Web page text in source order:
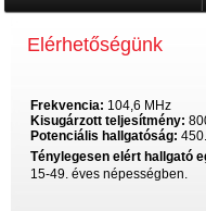
Elérhetőségünk
Frekvencia: 104,6 MHz
Kisugárzott teljesítmény:
Potenciális hallgatóság:
Ténylegesen elért hallgató
15-49. éves népességben.